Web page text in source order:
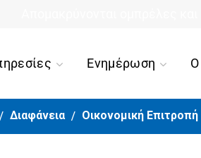
Ενημέρωση Ο
Διαφάνεια Οικονομική Επιτροπή